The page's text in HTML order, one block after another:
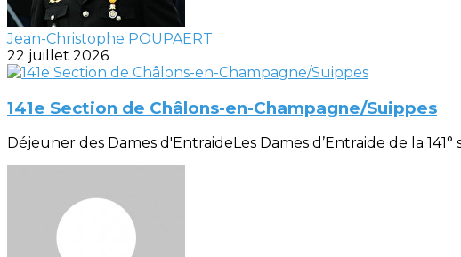
Jean-Christophe POUPAERT
22 juillet 2026
141e Section de Châlons-en-Champagne/Suippes
Déjeuner des Dames d'EntraideLes Dames d’Entraide de la